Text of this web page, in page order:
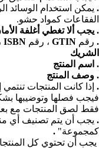
. يمكن استخدام الوسائد
الفقاعات كمواد حشو.
. يجب ألا تغطي أغلفة
. رقم GTIN ، رقم ISBN
الشريك
. اسم المنتج
. وصف المنتج
. إذا كانت المنتجات
فقط لصق المنتجات مع
. يجب أن يتم تصنيف أي
كمجموعة" .
يجب أن تحتوي كل